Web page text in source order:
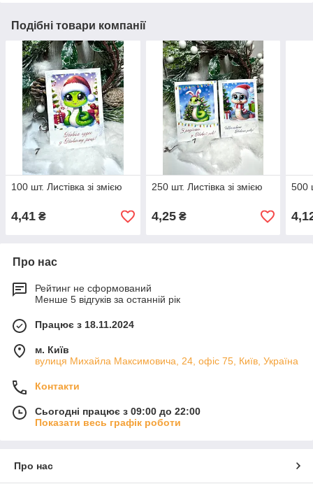
Подібні товари компанії
100 шт. Листівка зі змією
4,41 ₴
250 шт. Листівка зі змією
4,25₴
500
Про нас
Рейтинг не сформований
Менше 5 відгуків за останній рік
Працює з 18.11.2024
м. Київ
вулиця Михайла Максимовича, 24, офіс 75, Київ, Україна
Контакти
Сьогодні працює з 09:00 до 22:00
Показати весь графік роботи
Про нас